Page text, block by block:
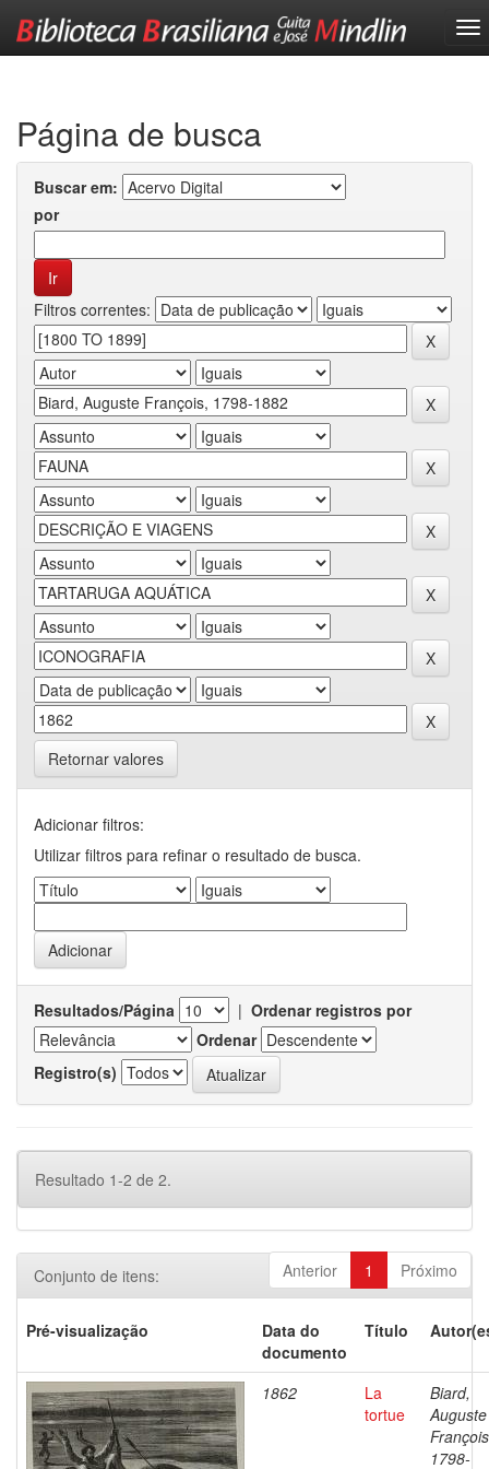
Página de busca
Buscar em:
por
Filtros correntes:
Retornar valores
Adicionar filtros:
Utilizar filtros para refinar o resultado de busca.
Resultados/Página | Ordenar registros por
Ordenar
Registro(s)
Resultado 1-2 de 2.
Anterior 1 Próximo
Conjunto de itens:
Pré-visualização
Data do
documento
Título
1862
La
tortue
Biard,
Auguste
1798-